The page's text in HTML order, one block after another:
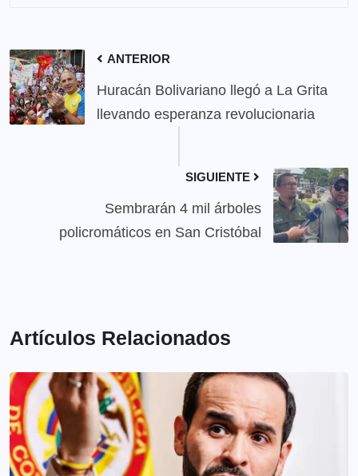
ANTERIOR
Huracán Bolivariano llegó a La Grita
llevando esperanza revolucionaria
SIGUIENTE
Sembrarán 4 mil árboles
policromáticos en San Cristóbal
Artículos Relacionados